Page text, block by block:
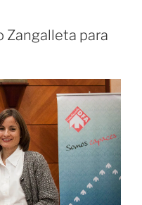
Zangalleta para